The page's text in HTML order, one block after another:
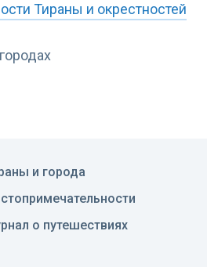
Тираны и окрестностей
и города
о путешествиях